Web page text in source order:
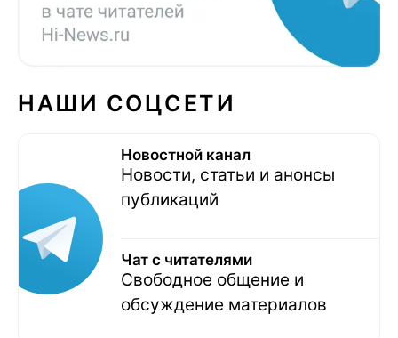
НАШИ СОЦСЕТИ
Новостной канал
Новости, статьи и анонсы
публикаций
Чат с читателями
Свободное общение и
обсуждение материалов